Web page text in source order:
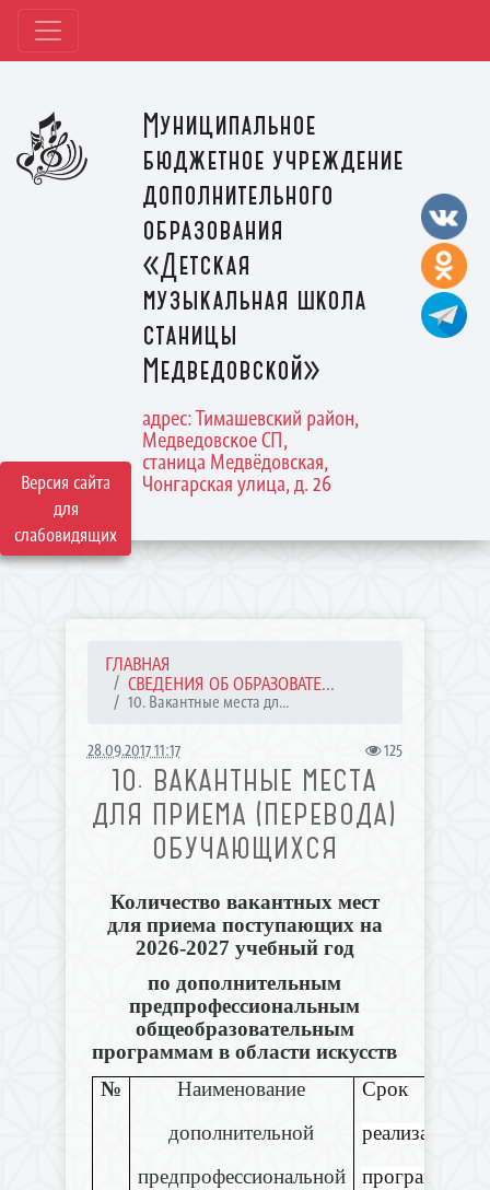
Версия сайта
для
слабовидящих
Муниципальное
бюджетное учреждение
дополнительного
образования
«Детская
музыкальная школа
станицы
Медведовской»
адрес: Тимашевский район,
Медведовское СП,
станица Медвёдовская,
Чонгарская улица, д. 26
ГЛАВНАЯ
СВЕДЕНИЯ ОБ ОБРАЗОВАТЕ...
10. Вакантные места дл...
28.09.2017 11:17 125
10. ВАКАНТНЫЕ МЕСТА
ДЛЯ ПРИЕМА (ПЕРЕВОДА)
ОБУЧАЮЩИХСЯ
Количество вакантных мест
для приема поступающих на
2026-2027 учебный год
по дополнительным
предпрофессиональным
общеобразовательным
программам в области искусств
№
Наименование
дополнительной
предпрофессиональной
Срок
реализации
программы